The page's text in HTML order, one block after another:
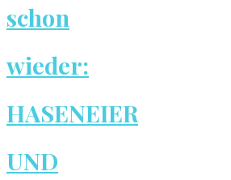
schon
wieder:
HASENEIER
UND